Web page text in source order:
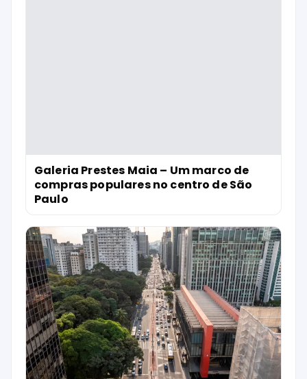
Galeria Prestes Maia – Um marco de
compras populares no centro de São
Paulo